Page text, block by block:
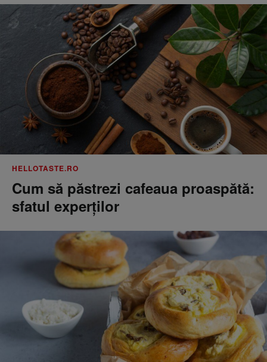
HELLOTASTE.RO
Cum să păstrezi cafeaua proaspătă:
sfatul experților